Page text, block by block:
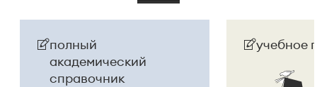
полный
академический
справочник
учебное